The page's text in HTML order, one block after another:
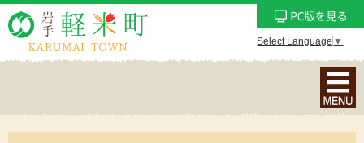
Select Language ▼
ナ
ビ